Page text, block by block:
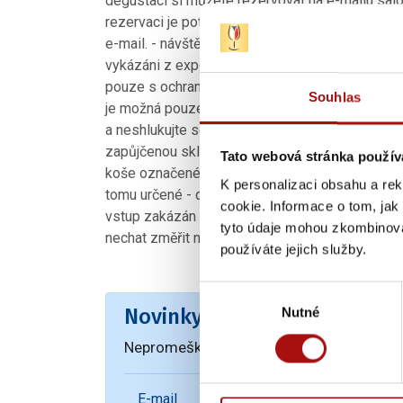
Souhlas
Tato webová stránka
K personalizaci obsahu a
cookie. Informace o tom,
tyto údaje mohou
používáte jejich služby.
Výběr
souhlasu
Nutné
rezervaci je potřeba uvést: datum degustace,
e-mail. - návštěvníci, kteří nebudou dodržovat
vykázáni z expozice Salonu vín Hygienická
pouze s ochranou obličeje (od 10.9.2020) -
je možná pouze v jednorázových rukavicích -
a neshlukujte se - pokud nedegustujete,
zapůjčenou skleničku, v případě potřeby si ji
koše označeného "KONTAMINOVANÝ
tomu určené - dbejte zvýšené hygieny mytí a
vstup zakázán s příznaky jakéhokoliv
nechat změřit na recepci. Prosím dodržujte
Novinky e-mailem
Nepromeškejte naše novinky a slevové
E-mail